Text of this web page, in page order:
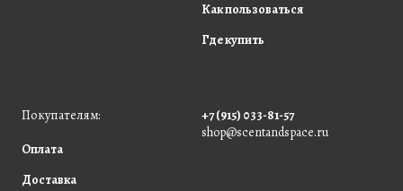
Как пользоваться
Где купить
Покупателям:
Оплата
Доставка
+7 (915) 033-81-57
shop@scentandspace.ru